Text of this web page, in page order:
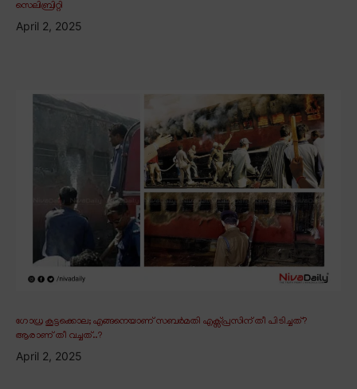
സെലിബ്രിറ്റി
April 2, 2025
ഗോധ്ര കൂട്ടക്കൊല; എങ്ങനെയാണ് സബർമതി എക്സ്പ്രസിന് തീ പിടിച്ചത്?
ആരാണ് തീ വച്ചത്..?
April 2, 2025